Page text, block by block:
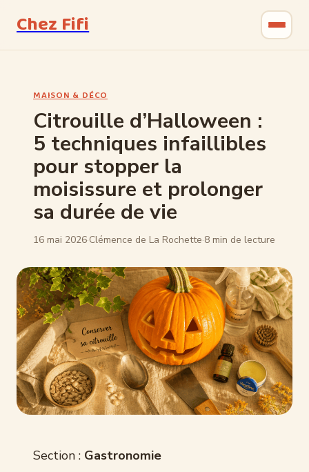
Chez Fifi
Bricolage
Jardinage
Maison & Déco
MAISON & DÉCO
Citrouille d’Halloween :
5 techniques infaillibles
pour stopper la
moisissure et prolonger
sa durée de vie
16 mai 2026·Clémence de La Rochette·8 min de lecture
Section : Gastronomie